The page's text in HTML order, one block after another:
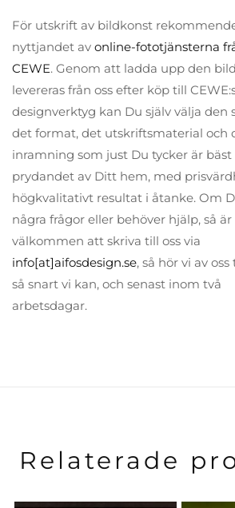
För utskrift av bildkonst
nyttjandet av online-fototjänsterna
CEWE. Genom att ladda upp den
levereras från oss efter köp till
designverktyg kan Du själv välja den
det format, det utskriftsmaterial och
inramning som just Du tycker är bäst
prydandet av Ditt hem, med
högkvalitativt resultat i åtanke. Om
några frågor eller behöver hjälp, så är
välkommen att skriva till oss via
info[at]aifosdesign.se, så hör vi av
så snart vi kan, och senast inom två
arbetsdagar.
Relaterade